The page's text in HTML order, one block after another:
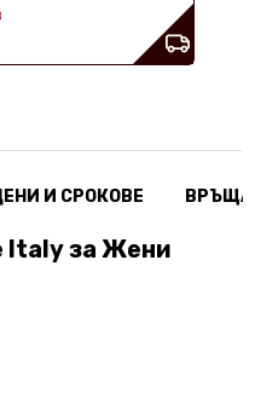
И СРОКОВЕ
Italy за Жени